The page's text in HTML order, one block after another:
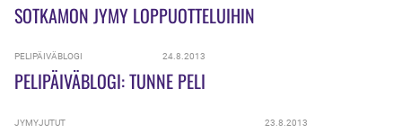
SOTKAMON JYMY LOPPUOTTELUIHIN
PELIPÄIVÄBLOGI 24.8.2013
PELIPÄIVÄBLOGI: TUNNE PELI
JYMYJUTUT 23.8.2013